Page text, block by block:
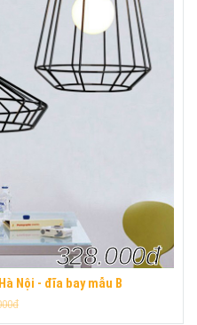
Nội - đĩa bay mẫu B
328.000đ